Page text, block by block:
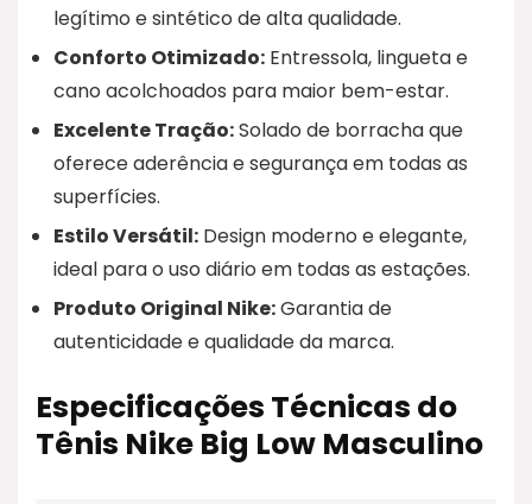
legítimo e sintético de alta qualidade.
Conforto Otimizado: Entressola, lingueta e
cano acolchoados para maior bem-estar.
Excelente Tração:Solado de borracha que
oferece aderência e segurança em todas as
superfícies.
Estilo Versátil: Design moderno e elegante,
ideal para o uso diário em todas as estações.
Produto Original Nike:Garantia de
autenticidade e qualidade da marca.
Especificações Técnicas do
Tênis Nike Big Low Masculino